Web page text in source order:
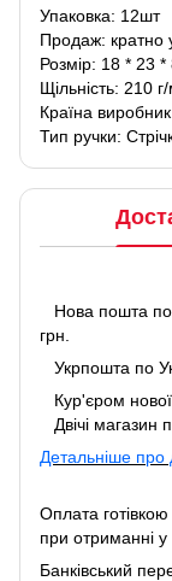
Упаковка: 12шт
Продаж: кратно
Розмір: 18 * 23 *
Щільність: 210
Країна
Тип ручки:
Нова пошта по
грн.
Укрпошта по
Кур'єром
Двічі магазин
Детальніше про
Оплата
при отриманні у
Банківський